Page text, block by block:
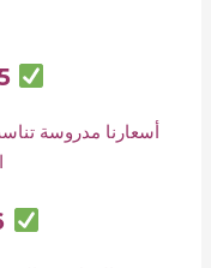
5. أسعار تنافسية
أسعارنا مدروسة